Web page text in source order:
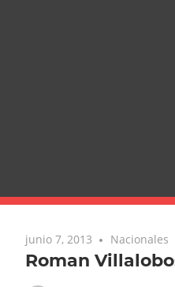
junio 7, 2013 Nacionales
Roman